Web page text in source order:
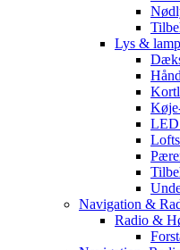
Lys &
Navigation &
Radio &